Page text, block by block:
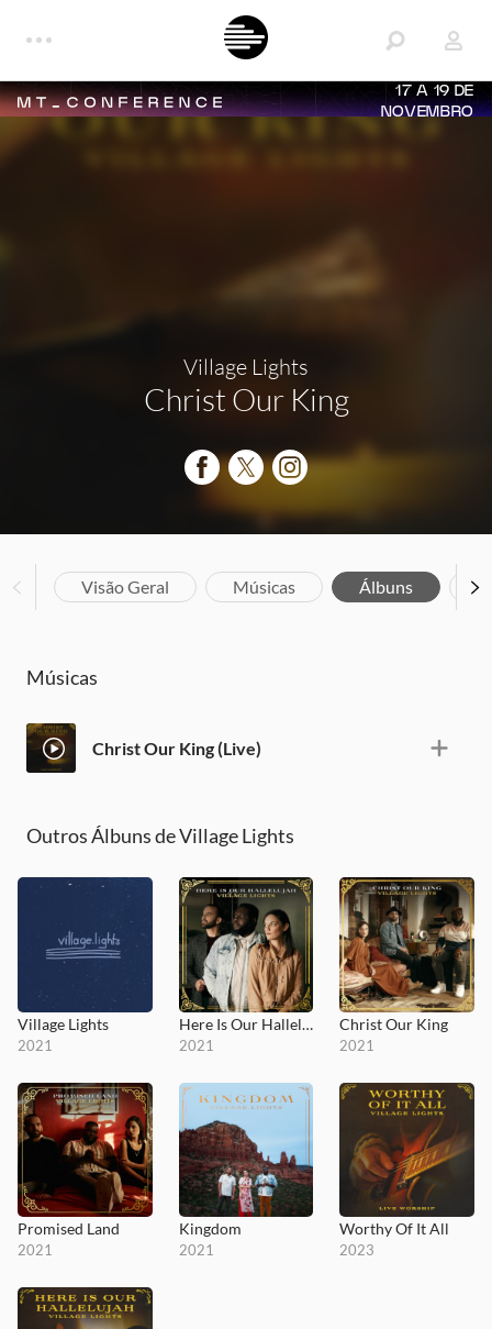
17 A 19 DE
NOVEMBRO
Village Lights
Christ Our King
Visão Geral Músicas Álbuns
Músicas
Christ Our King (Live)
Outros Álbuns de Village Lights
Village Lights
2021
Here Is Our Hallelujah
2021
Christ Our King
2021
Promised Land
2021
Kingdom
2021
Worthy Of It All
2023